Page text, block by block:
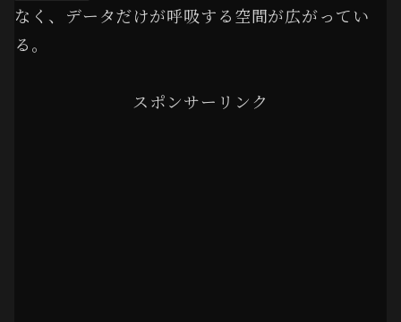
なく、データだけが呼吸する空間が広がってい
る。
スポンサーリンク